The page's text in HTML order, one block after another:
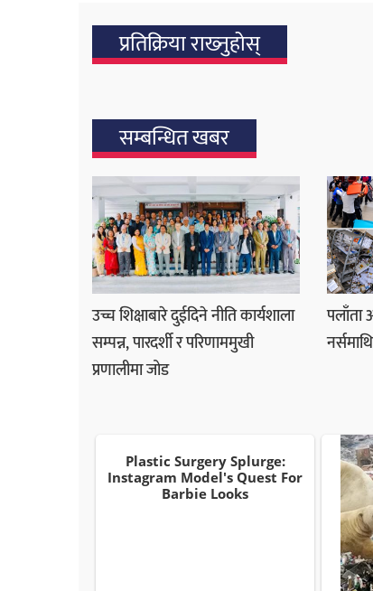
प्रतिक्रिया राख्‍नुहोस्
सम्बन्धित खबर
उच्च शिक्षाबारे दुईदिने नीति कार्यशाला
सम्पन्न, पारदर्शी र परिणाममुखी
प्रणालीमा जोड
पलाँता